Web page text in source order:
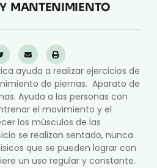
MANTENIMIENTO
ayuda a realizar ejercicios de
de piernas. Aparato de
Ayuda a las personas con
el movimiento y el
los músculos de las
se realizan sentado, nunca
que se pueden lograr con
un uso regular y constante.